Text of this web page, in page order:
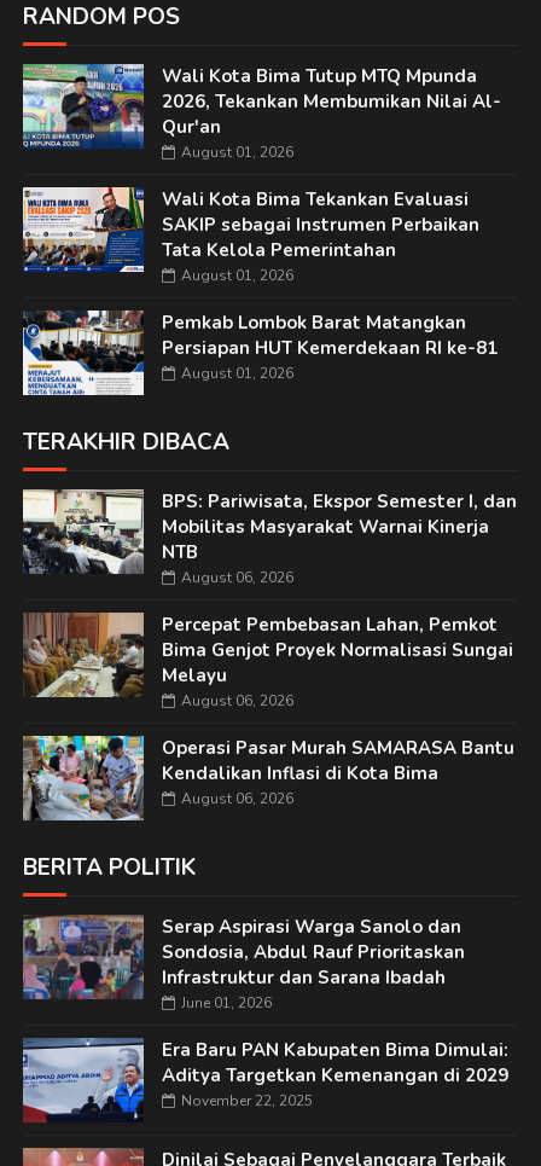
RANDOM POS
Wali Kota Bima Tutup MTQ Mpunda
2026, Tekankan Membumikan Nilai Al-
Qur'an
August 01, 2026
Wali Kota Bima Tekankan Evaluasi
SAKIP sebagai Instrumen Perbaikan
Tata Kelola Pemerintahan
August 01, 2026
Pemkab Lombok Barat Matangkan
Persiapan HUT Kemerdekaan RI ke-81
August 01, 2026
TERAKHIR DIBACA
BPS: Pariwisata, Ekspor Semester I, dan
Mobilitas Masyarakat Warnai Kinerja
NTB
August 06, 2026
Percepat Pembebasan Lahan, Pemkot
Bima Genjot Proyek Normalisasi Sungai
Melayu
August 06, 2026
Operasi Pasar Murah SAMARASA Bantu
Kendalikan Inflasi di Kota Bima
August 06, 2026
BERITA POLITIK
Serap Aspirasi Warga Sanolo dan
Sondosia, Abdul Rauf Prioritaskan
Infrastruktur dan Sarana Ibadah
June 01, 2026
Era Baru PAN Kabupaten Bima Dimulai:
Aditya Targetkan Kemenangan di 2029
November 22, 2025
Dinilai Sebagai Penyelanggara Terbaik